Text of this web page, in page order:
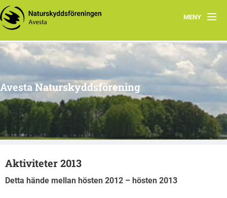
MENY
Hem
Om oss
Tidigare aktiviteter
Naturtips i Avesta
Avesta Naturskyddsförening
Aktiviteter 2013
Detta hände mellan hösten 2012 – hösten 2013